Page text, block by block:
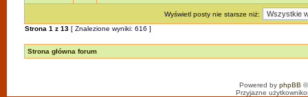
Wyświetl posty nie starsze niż:
Strona 1 z 13 [ Znalezione wyniki: 616 ]
Strona główna forum
Powered by phpBB
Przyjazne